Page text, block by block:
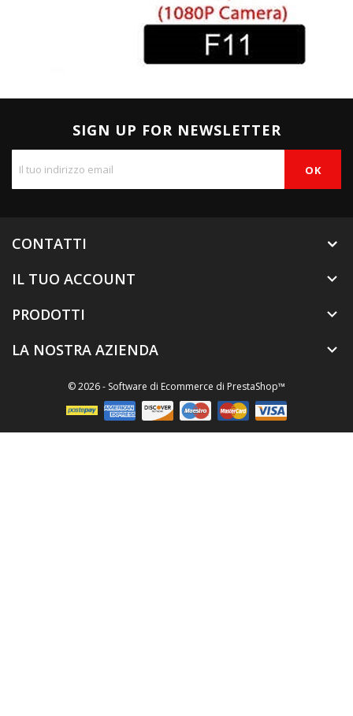
SIGN UP FOR NEWSLETTER
CONTATTI
IL TUO ACCOUNT

PRODOTTI 
LA NOSTRA AZIENDA 
© 2026 - Software di Ecommerce di PrestaShop™